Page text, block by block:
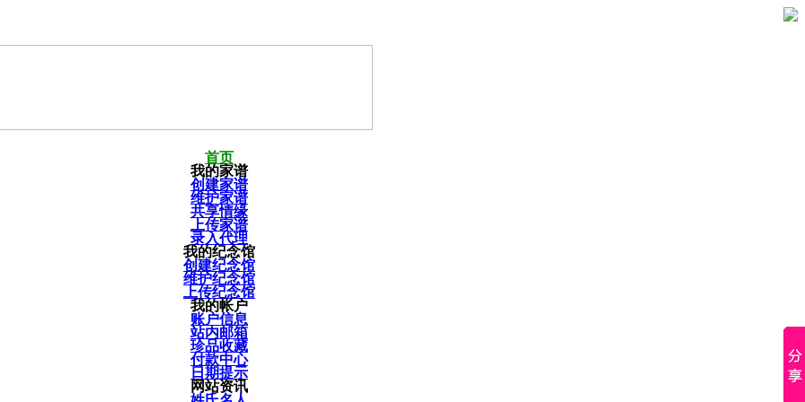
首页
我的家谱
创建家谱
维护家谱
共享情缘
上传家谱
录入代理
我的纪念馆
创建纪念馆
维护纪念馆
上传纪念馆
我的帐户
账户信息
站内邮箱
珍品收藏
付款中心
日期提示
网站资讯